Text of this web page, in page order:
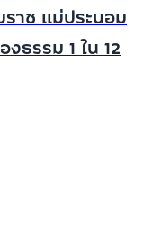
าช แม่ประนอม
ธรรม 1 ใน 12